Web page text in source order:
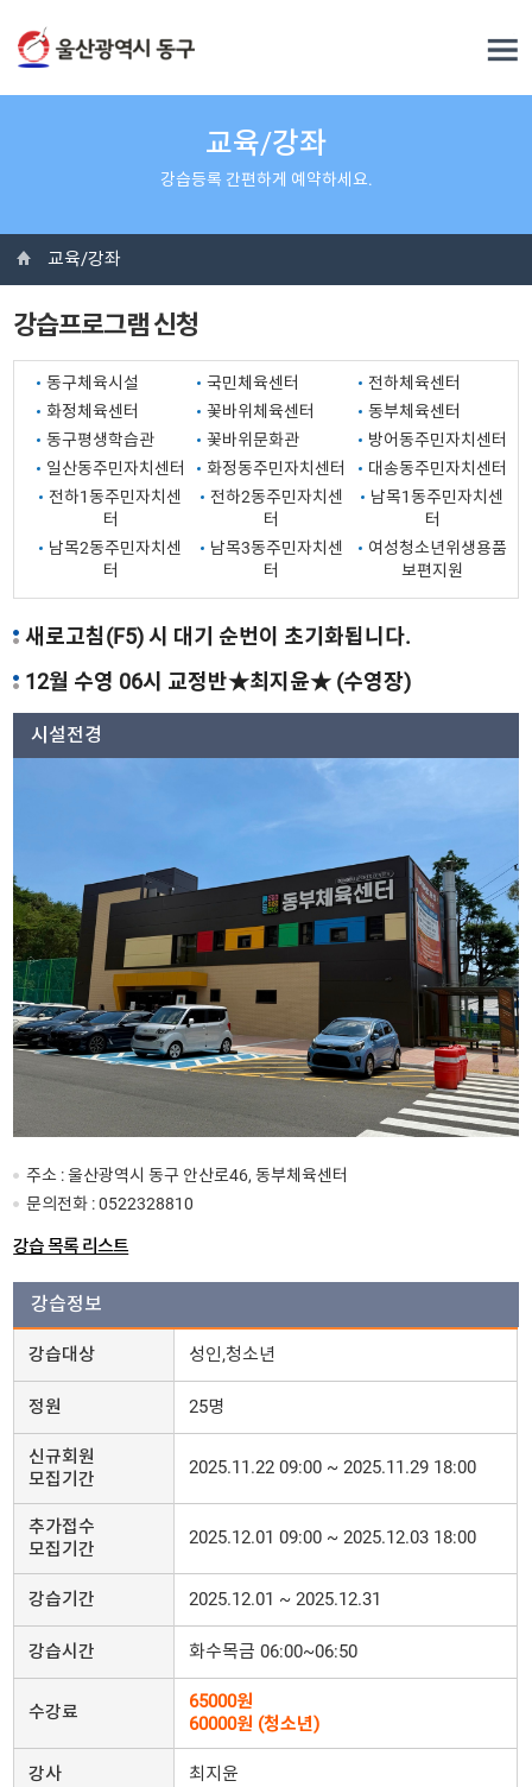
교육/강좌
강습등록 간편하게 예약하세요.
교육/강좌
강습프로그램 신청
동구체육시설 국민체육센터
전하체육센터
화정체육센터
꽃바위체육센터
동부체육센터
동구평생학습관
꽃바위문화관
방어동주민자치센터
일산동주민자치센터
화정동주민자치센터
대송동주민자치센터
전하1동주민자치센
터
전하2동주민자치센
터
남목1동주민자치센
터
남목2동주민자치센
터
남목3동주민자치센
터
여성청소년위생용품
보편지원
새로고침(F5) 시 대기 순번이 초기화됩니다.
12월 수영 06시 교정반★최지윤★ (수영장)
시설전경
주소 : 울산광역시 동구 안산로46, 동부체육센터
문의전화 :0522328810
강습 목록 리스트
강습정보
강습대상 성인,청소년
정원 25명
신규회원
모집기간
2025.11.22 09:00 ~ 2025.11.29 18:00
추가접수
모집기간
2025.12.01 09:00 ~ 2025.12.03 18:00
강습기간 2025.12.01 ~ 2025.12.31
강습시간 화수목금 06:00~06:50
수강료
65000원
60000원 (청소년)
강사 최지윤